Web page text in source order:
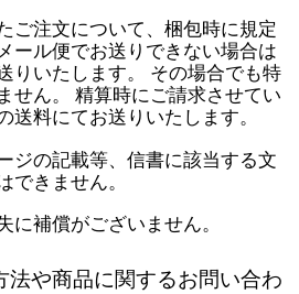
ご注文について、梱包時に規定
ール便でお送りできない場合は
りいたします。 その場合でも特
せん。 精算時にご請求させてい
送料にてお送りいたします。
ジの記載等、信書に該当する文
できません。
に補償がございません。
法や商品に関するお問い合わ